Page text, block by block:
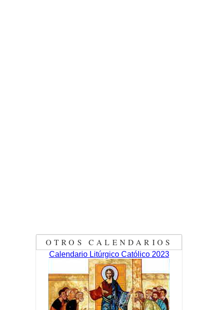
OTROS CALENDARIOS
Calendario Litúrgico Católico 2023